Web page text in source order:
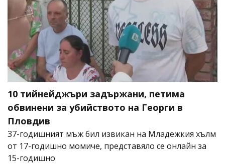
10 тийнейджъри задържани, петима
обвинени за убийството на Георги в
Пловдив
37-годишният мъж бил извикан на Младежкия хълм
от 17-годишно момиче, представяло се онлайн за
15-годишно